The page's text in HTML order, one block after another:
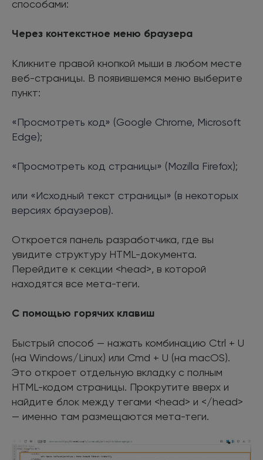
способами:
Через контекстное меню браузера
Кликните правой кнопкой мыши в любом месте
веб-страницы. В появившемся меню выберите
пункт:
«Просмотреть код» (Google Chrome, Microsoft
Edge);
«Просмотреть код страницы» (Mozilla Firefox);
или «Исходный текст страницы» (в некоторых
версиях браузеров).
Откроется панель разработчика, где вы
увидите структуру HTML-документа.
Перейдите к секции <head>, в которой
находятся все мета-теги.
С помощью горячих клавиш
Быстрый способ — нажать комбинацию Ctrl + U
(на Windows/Linux) или Cmd + U (на macOS).
Это откроет отдельную вкладку с полным
HTML-кодом страницы. Прокрутите вверх и
найдите блок между тегами <head> и </head>
— именно там размещаются мета-теги.